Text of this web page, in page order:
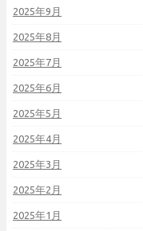
2025年9月
2025年8月
2025年7月
2025年6月
2025年5月
2025年4月
2025年3月
2025年2月
2025年1月